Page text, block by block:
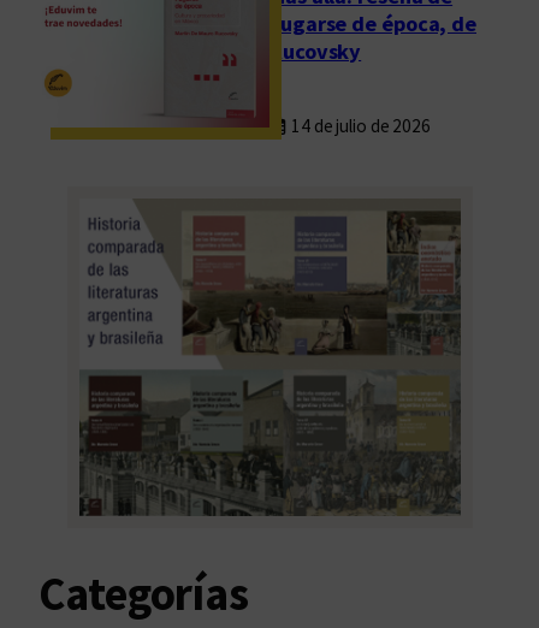
Fugarse de época, de
Rucovsky
14 de julio de 2026
Categorías